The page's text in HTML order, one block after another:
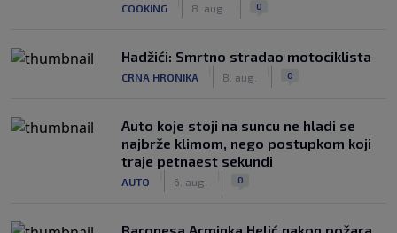
COOKING 8. aug. 0
Hadžići: Smrtno stradao motociklista
CRNA HRONIKA 8. aug. 0
Auto koje stoji na suncu ne hladi se
najbrže klimom, nego postupkom koji
traje petnaest sekundi
AUTO 6. aug. 0